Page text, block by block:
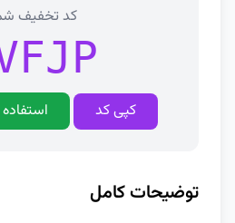
کد تخفیف
کپی کد
توضیحات کامل